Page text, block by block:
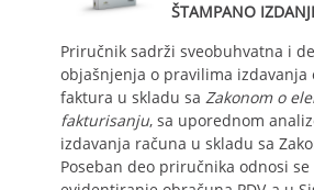
ŠTAMPANO
Priručnik sadrži sveobuhvatna i
objašnjenja o pravilima izdavanja
faktura u skladu sa Zakonom o
fakturisanju, sa uporednom
izdavanja računa u skladu sa
Poseban deo priručnika odnosi se